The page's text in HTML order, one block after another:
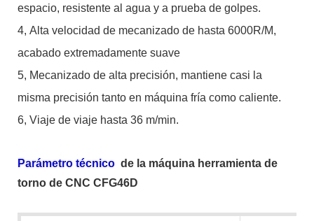
espacio, resistente al agua y a prueba de golpes.
4, Alta velocidad de mecanizado de hasta 6000R/M,
acabado extremadamente suave
5, Mecanizado de alta precisión, mantiene casi la
misma precisión tanto en máquina fría como caliente.
6, Viaje de viaje hasta 36 m/min.
Parámetro técnico de la máquina herramienta de
torno de CNC CFG46D